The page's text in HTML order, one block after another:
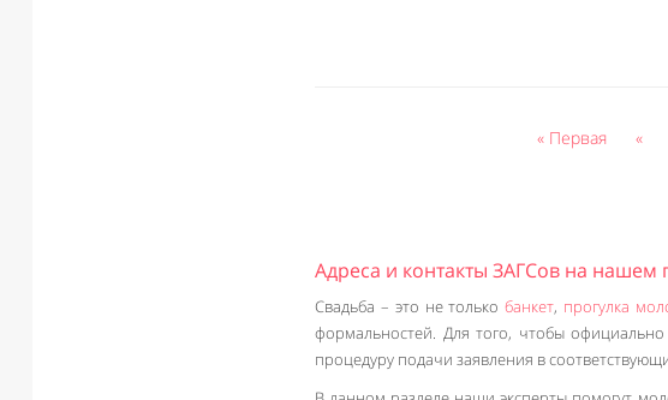
« Первая «
Адреса и контакты ЗАГСов на нашем
Свадьба – это не толькобанкет, прогулка
формальностей. Для того, чтобы
процедуру подачи заявления в